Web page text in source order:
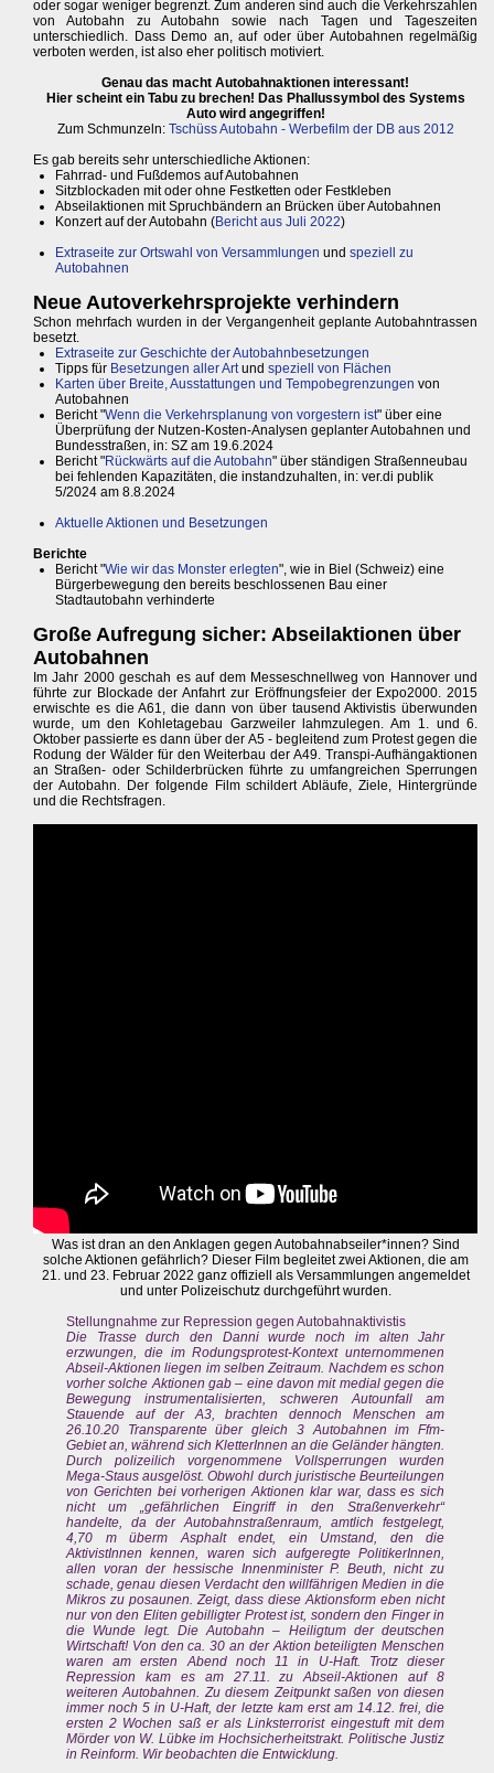
oder sogar weniger begrenzt. Zum anderen sind auch die Verkehrszahlen
von Autobahn zu Autobahn sowie nach Tagen und Tageszeiten
unterschiedlich. Dass Demo an, auf oder über Autobahnen regelmäßig
verboten werden, ist also eher politisch motiviert.
Genau das macht Autobahnaktionen interessant!
Hier scheint ein Tabu zu brechen! Das Phallussymbol des Systems
Auto wird angegriffen!
Zum Schmunzeln: Tschüss Autobahn - Werbefilm der DB aus 2012
Es gab bereits sehr unterschiedliche Aktionen:
Fahrrad- und Fußdemos auf Autobahnen
Sitzblockaden mit oder ohne Festketten oder Festkleben
Abseilaktionen mit Spruchbändern an Brücken über Autobahnen
Konzert auf der Autobahn (Bericht aus Juli 2022)
Extraseite zur Ortswahl von Versammlungen und speziell zu
Autobahnen
Neue Autoverkehrsprojekte verhindern
Schon mehrfach wurden in der Vergangenheit geplante Autobahntrassen
besetzt.
Extraseite zur Geschichte der Autobahnbesetzungen
Tipps für Besetzungen aller Artund speziell von Flächen
Karten über Breite, Ausstattungen und Tempobegrenzungen von
Autobahnen
Bericht "Wenn die Verkehrsplanung von vorgestern ist" über eine
Überprüfung der Nutzen-Kosten-Analysen geplanter Autobahnen und
Bundesstraßen, in: SZ am 19.6.2024
Bericht "Rückwärts auf die Autobahn" über ständigen Straßenneubau
bei fehlenden Kapazitäten, die instandzuhalten, in: ver.di publik
5/2024 am 8.8.2024
Aktuelle Aktionen und Besetzungen
Berichte
Bericht "Wie wir das Monster erlegten", wie in Biel (Schweiz) eine
Bürgerbewegung den bereits beschlossenen Bau einer
Stadtautobahn verhinderte
Große Aufregung sicher: Abseilaktionen über
Autobahnen
Im Jahr 2000 geschah es auf dem Messeschnellweg von Hannover und
führte zur Blockade der Anfahrt zur Eröffnungsfeier der Expo2000. 2015
erwischte es die A61, die dann von über tausend Aktivistis überwunden
wurde, um den Kohletagebau Garzweiler lahmzulegen. Am 1. und 6.
Oktober passierte es dann über der A5 - begleitend zum Protest gegen die
Rodung der Wälder für den Weiterbau der A49. Transpi-Aufhängaktionen
an Straßen- oder Schilderbrücken führte zu umfangreichen Sperrungen
der Autobahn. Der folgende Film schildert Abläufe, Ziele, Hintergründe
und die Rechtsfragen.
Was ist dran an den Anklagen gegen Autobahnabseiler*innen? Sind
solche Aktionen gefährlich? Dieser Film begleitet zwei Aktionen, die am
21. und 23. Februar 2022 ganz offiziell als Versammlungen angemeldet
und unter Polizeischutz durchgeführt wurden.
Stellungnahme zur Repression gegen Autobahnaktivistis
Die Trasse durch den Danni wurde noch im alten Jahr
erzwungen, die im Rodungsprotest-Kontext unternommenen
Abseil-Aktionen liegen im selben Zeitraum. Nachdem es schon
vorher solche Aktionen gab – eine davon mit medial gegen die
Bewegung instrumentalisierten, schweren Autounfall am
Stauende auf der A3, brachten dennoch Menschen am
26.10.20 Transparente über gleich 3 Autobahnen im Ffm-
Gebiet an, während sich KletterInnen an die Geländer hängten.
Durch polizeilich vorgenommene Vollsperrungen wurden
Mega-Staus ausgelöst. Obwohl durch juristische Beurteilungen
von Gerichten bei vorherigen Aktionen klar war, dass es sich
nicht um „gefährlichen Eingriff in den Straßenverkehr“
handelte, da der Autobahnstraßenraum, amtlich festgelegt,
4,70 m überm Asphalt endet, ein Umstand, den die
AktivistInnen kennen, waren sich aufgeregte PolitikerInnen,
allen voran der hessische Innenminister P. Beuth, nicht zu
schade, genau diesen Verdacht den willfährigen Medien in die
Mikros zu posaunen. Zeigt, dass diese Aktionsform eben nicht
nur von den Eliten gebilligter Protest ist, sondern den Finger in
die Wunde legt. Die Autobahn – Heiligtum der deutschen
Wirtschaft! Von den ca. 30 an der Aktion beteiligten Menschen
waren am ersten Abend noch 11 in U-Haft. Trotz dieser
Repression kam es am 27.11. zu Abseil-Aktionen auf 8
weiteren Autobahnen. Zu diesem Zeitpunkt saßen von diesen
immer noch 5 in U-Haft, der letzte kam erst am 14.12. frei, die
ersten 2 Wochen saß er als Linksterrorist eingestuft mit dem
Mörder von W. Lübke im Hochsicherheitstrakt. Politische Justiz
in Reinform. Wir beobachten die Entwicklung.